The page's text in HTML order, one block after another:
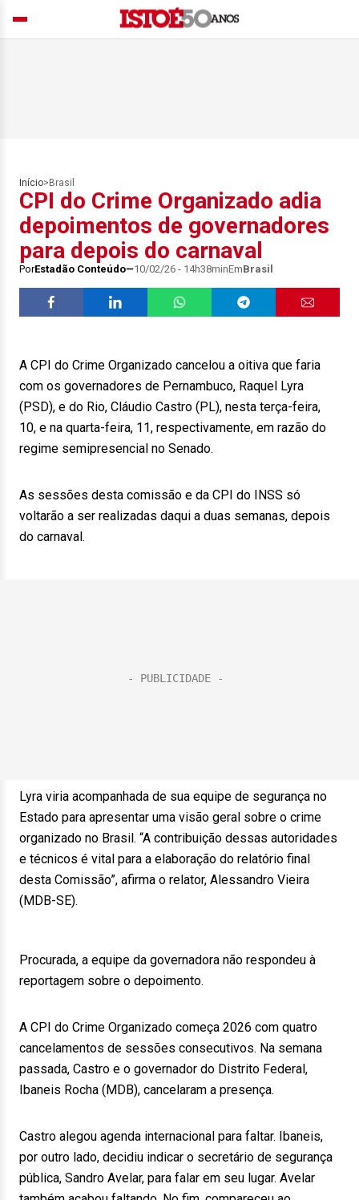
Início> Brasil
CPI do Crime Organizado adia
depoimentos de governadores
para depois do carnaval
PorEstadão Conteúdo 10/02/26 - 14h38minEmBrasil
A CPI do Crime Organizado cancelou a oitiva que faria
com os governadores de Pernambuco, Raquel Lyra
(PSD), e do Rio, Cláudio Castro (PL), nesta terça-feira,
10, e na quarta-feira, 11, respectivamente, em razão do
regime semipresencial no Senado.
As sessões desta comissão e da CPI do INSS só
voltarão a ser realizadas daqui a duas semanas, depois
do carnaval.
Lyra viria acompanhada de sua equipe de segurança no
Estado para apresentar uma visão geral sobre o crime
organizado no Brasil. “A contribuição dessas autoridades
e técnicos é vital para a elaboração do relatório final
desta Comissão”, afirma o relator, Alessandro Vieira
(MDB-SE).
Procurada, a equipe da governadora não respondeu à
reportagem sobre o depoimento.
A CPI do Crime Organizado começa 2026 com quatro
cancelamentos de sessões consecutivos. Na semana
passada, Castro e o governador do Distrito Federal,
Ibaneis Rocha (MDB), cancelaram a presença.
Castro alegou agenda internacional para faltar. Ibaneis,
por outro lado, decidiu indicar o secretário de segurança
pública, Sandro Avelar, para falar em seu lugar. Avelar